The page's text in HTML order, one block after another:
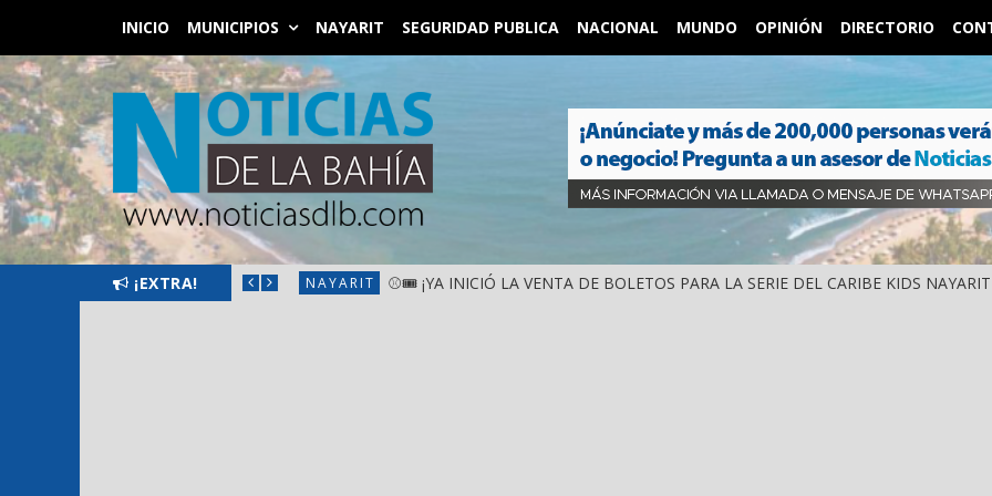
INICIO MUNICIPIOS NAYARIT SEGURIDAD PUBLICA NACIONAL MUNDO OPINIÓN DIRECTORIO
¡EXTRA!
IXCUINTLA NAYARIT ⚾🎟️ ¡YA INICIÓ LA VENTA DE BOLETOS PARA LA SERIE DEL CARIBE KIDS